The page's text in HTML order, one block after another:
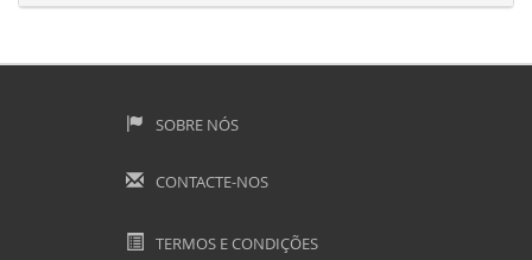
SOBRE NÓS
CONTACTE-NOS
TERMOS E CONDIÇÕES